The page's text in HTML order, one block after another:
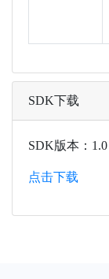
SDK下载
SDK版本：1.0
点击下载